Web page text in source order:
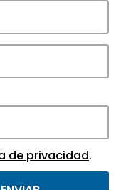
de
y
de privacidad.